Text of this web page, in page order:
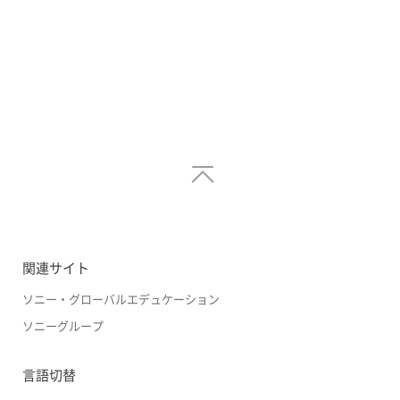
関連サイト
ソニー・グローバルエデュケーション
ソニーグループ
言語切替